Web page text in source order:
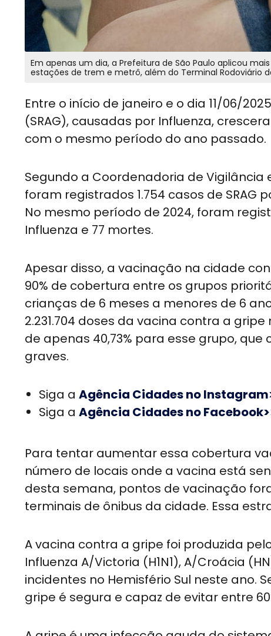
Em apenas um dia, a Prefeitura de São Paulo aplicou
estações de trem e metrô, além do Terminal Rodoviário
Entre o início de janeiro e o dia 11/06/
(SRAG), causadas por Influenza,
com o mesmo período do ano passado.
Segundo a Coordenadoria de
foram registrados 1.754 casos de SRAG
No mesmo período de 2024, foram
Influenza e 77 mortes.
Apesar disso, a vacinação na cidade
90% de cobertura entre os grupos
crianças de 6 meses a menores de 6
2.231.704 doses da vacina contra a
de apenas 40,73% para esse grupo,
graves.
Siga a Agência Cidades no
Siga a Agência Cidades no
Para tentar aumentar essa cobertura
número de locais onde a vacina está
desta semana, pontos de vacinação
terminais de ônibus da cidade. Essa
A vacina contra a gripe foi produzida
Influenza A/Victoria (H1N1), A/Croácia
incidentes no Hemisfério Sul neste ano.
gripe é segura e capaz de evitar entre